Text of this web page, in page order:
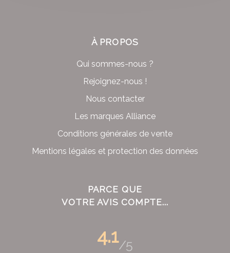
À PROPOS
Qui sommes-nous ?
Rejoignez-nous !
Nous contacter
Les marques Alliance
Conditions générales de vente
Mentions légales et protection des données
PARCE QUE
VOTRE AVIS COMPTE...
4.1/5